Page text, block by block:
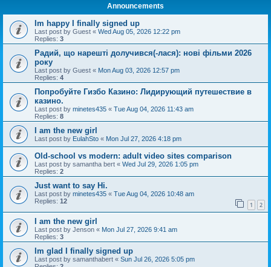
Announcements
Im happy I finally signed up
Last post by Guest « Wed Aug 05, 2026 12:22 pm
Replies: 3
Радий, що нарешті долучився(-лася): нові фільми 2026
року
Last post by Guest « Mon Aug 03, 2026 12:57 pm
Replies: 4
Попробуйте Гизбо Казино: Лидирующий путешествие в
казино.
Last post by minetes435 « Tue Aug 04, 2026 11:43 am
Replies: 8
I am the new girl
Last post by EulahSto « Mon Jul 27, 2026 4:18 pm
Old-school vs modern: adult video sites comparison
Last post by samantha bert « Wed Jul 29, 2026 1:05 pm
Replies: 2
Just want to say Hi.
Last post by minetes435 « Tue Aug 04, 2026 10:48 am
Replies: 12 1 2
I am the new girl
Last post by Jenson « Mon Jul 27, 2026 9:41 am
Replies: 3
Im glad I finally signed up
Last post by samanthabert « Sun Jul 26, 2026 5:05 pm